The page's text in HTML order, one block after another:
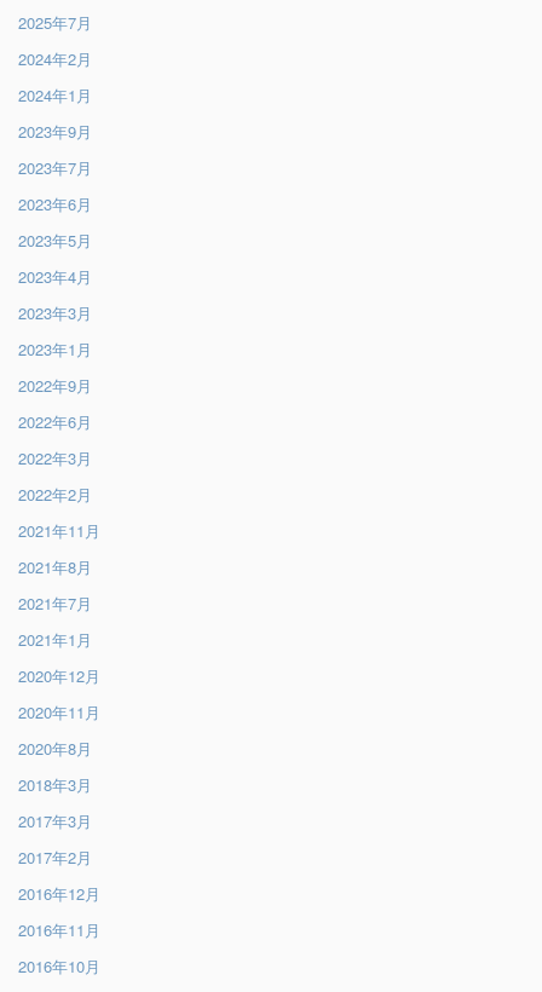
2025年7月
2024年2月
2024年1月
2023年9月
2023年7月
2023年6月
2023年5月
2023年4月
2023年3月
2023年1月
2022年9月
2022年6月
2022年3月
2022年2月
2021年11月
2021年8月
2021年7月
2021年1月
2020年12月
2020年11月
2020年8月
2018年3月
2017年3月
2017年2月
2016年12月
2016年11月
2016年10月